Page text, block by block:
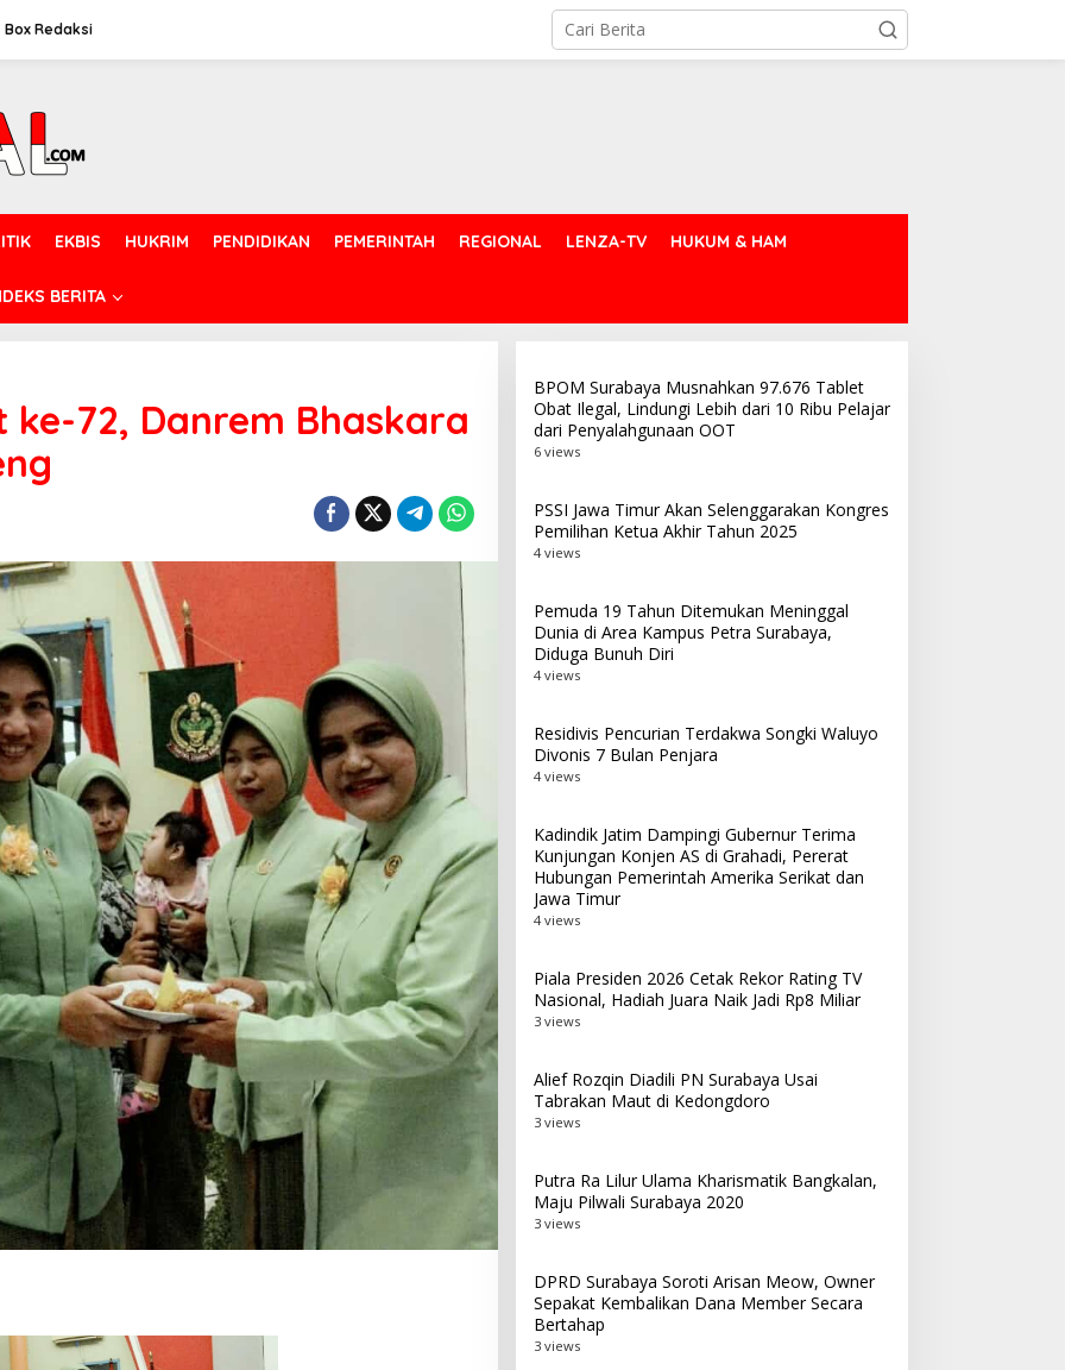
Box Redaksi
EKBIS HUKRIM PENDIDIKAN PEMERINTAH REGIONAL LENZA-TV HUKUM & HAM
BERITA
ke-72, Danrem Bhaskara
BPOM Surabaya Musnahkan 97.676 Tablet
Obat Ilegal, Lindungi Lebih dari 10 Ribu Pelajar
dari Penyalahgunaan OOT
6 views
PSSI Jawa Timur Akan Selenggarakan Kongres
Pemilihan Ketua Akhir Tahun 2025
4 views
Pemuda 19 Tahun Ditemukan Meninggal
Dunia di Area Kampus Petra Surabaya,
Diduga Bunuh Diri
4 views
Residivis Pencurian Terdakwa Songki Waluyo
Divonis 7 Bulan Penjara
4 views
Kadindik Jatim Dampingi Gubernur Terima
Kunjungan Konjen AS di Grahadi, Pererat
Hubungan Pemerintah Amerika Serikat dan
Jawa Timur
4 views
Piala Presiden 2026 Cetak Rekor Rating TV
Nasional, Hadiah Juara Naik Jadi Rp8 Miliar
3 views
Alief Rozqin Diadili PN Surabaya Usai
Tabrakan Maut di Kedongdoro
3 views
Putra Ra Lilur Ulama Kharismatik Bangkalan,
Maju Pilwali Surabaya 2020
3 views
DPRD Surabaya Soroti Arisan Meow, Owner
Sepakat Kembalikan Dana Member Secara
Bertahap
3 views